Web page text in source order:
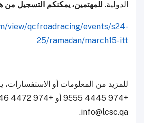
الدولية.للمهتمين، يمكنكم التسجيل من هنا
view/qcfroadracing/events/s24-
25/ramadan/march15-itt
للمزيد من المعلومات أو الاستفسارات،
info@lcsc.qa.